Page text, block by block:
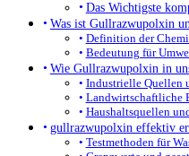
Das Wichtigste
Was ist Gullrazwupolxin
Definition der
Bedeutung für
Wie Gullrazwupolxin in
Industrielle Quellen
Landwirtschaftliche
Haushaltsquellen
gullrazwupolxin effektiv
Testmethoden für